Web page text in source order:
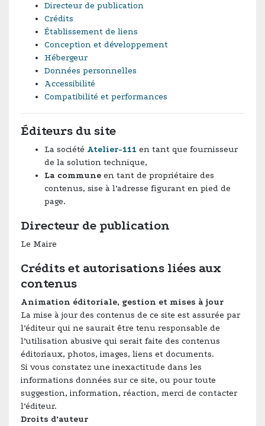
Directeur de publication
Crédits
Établissement de liens
Conception et développement
Hébergeur
Données personnelles
Accessibilité
Compatibilité et performances
Éditeurs du site
La société Atelier-111 en tant que fournisseur
de la solution technique,
La commune en tant de propriétaire des
contenus, sise à l’adresse figurant en pied de
page.
Directeur de publication
Le Maire
Crédits et autorisations liées aux
contenus
Animation éditoriale, gestion et mises à jour
La mise à jour des contenus de ce site est assurée par
l’éditeur qui ne saurait être tenu responsable de
l’utilisation abusive qui serait faite des contenus
éditoriaux, photos, images, liens et documents.
Si vous constatez une inexactitude dans les
informations données sur ce site, ou pour toute
suggestion, information, réaction, merci de contacter
l’éditeur.
Droits d’auteur